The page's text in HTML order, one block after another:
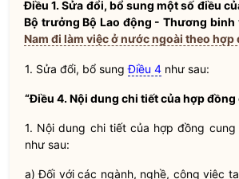
Điều 1. Sửa đổi, bổ sung một số điều
Bộ trưởng Bộ Lao động - Thương
Nam đi làm việc ở nước ngoài theo hợp
1. Sửa đổi, bổ sungĐiều 4 như sau:
“Điều 4. Nội dung chi tiết của hợp
1. Nội dung chi tiết của hợp đồng
như sau:
a) Đối với các ngành, nghề, công việc